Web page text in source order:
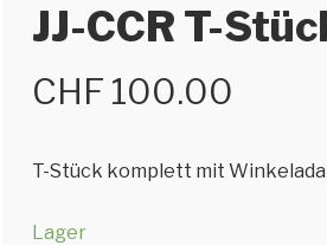
JJ-CCR T-
CHF 100.00
T-Stück komplett mit
Lager